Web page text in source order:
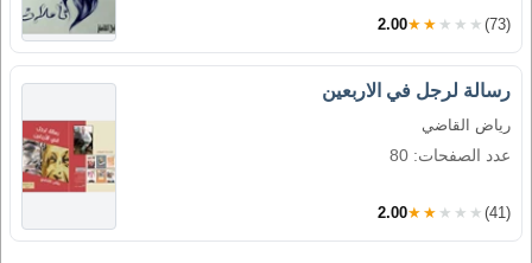
2.00★★★★★ (73)
رسالة لرجل في الاربعين
رياض القاضي
عدد الصفحات: 80
2.00★★★★★ (41)